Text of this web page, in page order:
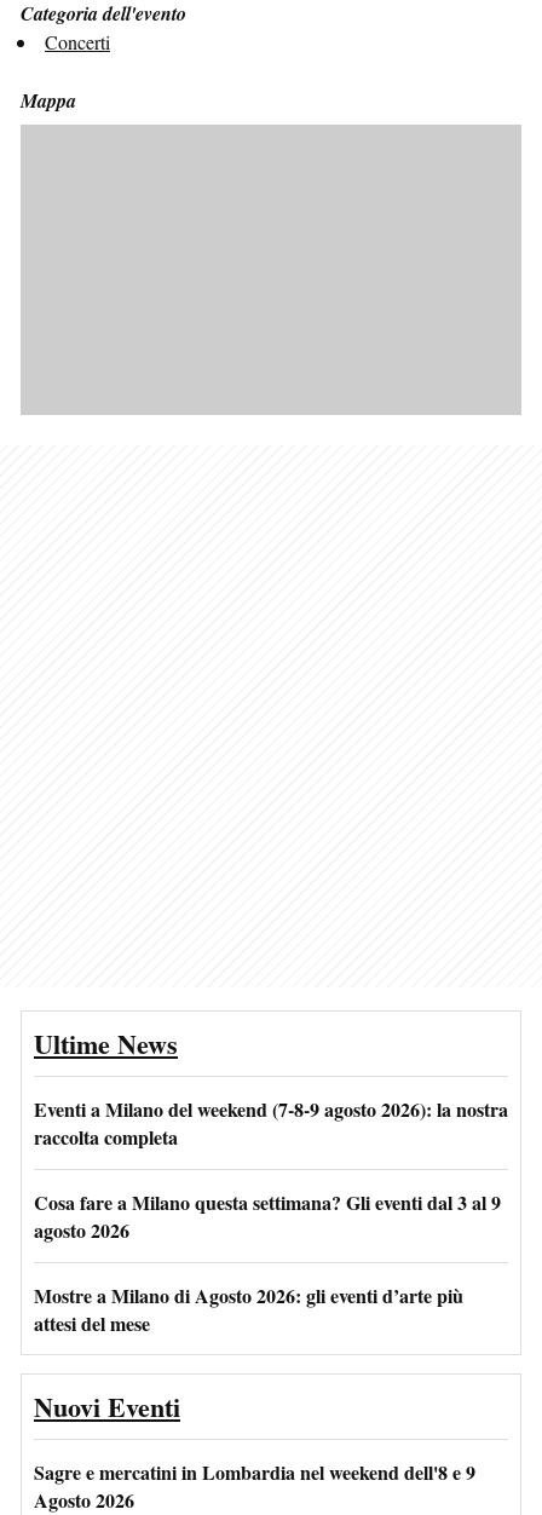
Categoria dell'evento
Concerti
Mappa
Ultime News
Eventi a Milano del weekend (7-8-9 agosto 2026): la nostra
raccolta completa
Cosa fare a Milano questa settimana? Gli eventi dal 3 al 9
agosto 2026
Mostre a Milano di Agosto 2026: gli eventi d’arte più
attesi del mese
Nuovi Eventi
Sagre e mercatini in Lombardia nel weekend dell'8 e 9
Agosto 2026